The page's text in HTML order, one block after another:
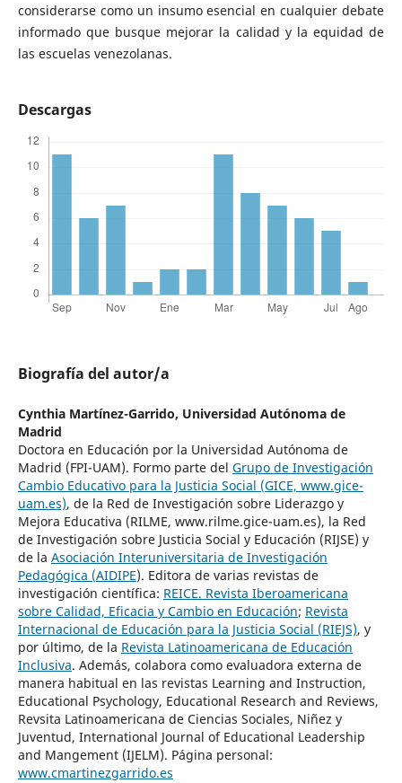
considerarse como un insumo esencial en cualquier debate
informado que busque mejorar la calidad y la equidad de
las escuelas venezolanas.
Descargas
Biografía del autor/a
Cynthia Martínez-Garrido, Universidad Autónoma de
Madrid
Doctora en Educación por la Universidad Autónoma de
Madrid (FPI-UAM). Formo parte del Grupo de Investigación
Cambio Educativo para la Justicia Social (GICE, www.gice-
uam.es), de la Red de Investigación sobre Liderazgo y
Mejora Educativa (RILME, www.rilme.gice-uam.es), la Red
de Investigación sobre Justicia Social y Educación (RIJSE) y
de la Asociación Interuniversitaria de Investigación
Pedagógica (AIDIPE). Editora de varias revistas de
investigación científica: REICE. Revista Iberoamericana
sobre Calidad, Eficacia y Cambio en Educación; Revista
Internacional de Educación para la Justicia Social (RIEJS), y
por último, de la Revista Latinoamericana de Educación
Inclusiva. Además, colabora como evaluadora externa de
manera habitual en las revistas Learning and Instruction,
Educational Psychology, Educational Research and Reviews,
Revsita Latinoamericana de Ciencias Sociales, Niñez y
Juventud, International Journal of Educational Leadership
and Mangement (IJELM). Página personal:
www.cmartinezgarrido.es